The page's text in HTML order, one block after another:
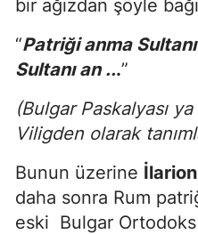
bir ağızdan şöyle
“Patriği anma
Sultanı an ...”
(Bulgar Paskalyası
Viligden olarak
Bunun üzerine İlarion
daha sonra Rum
eski Bulgar Ortodoks